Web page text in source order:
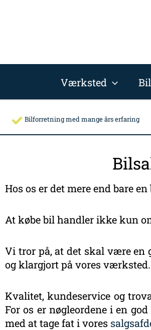
Værksted
Bilforretning med mange års erfaring
Hos os er det mere end bare
At købe bil handler ikke kun
Vi tror på, at det skal være en
og klargjort på vores
Kvalitet, kundeservice og
For os er nøgleordene i en
med at tage fat i vores